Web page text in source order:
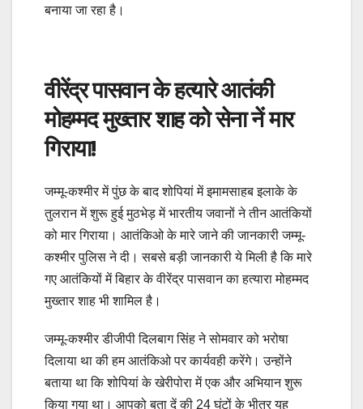
बनाया जा रहा है।
वीरेंद्र पासवान के हत्यारे आतंकी
मोहम्मद मुख्तार शाह को सेना नें मार
गिराया!
जम्मू-कश्मीर में पुंछ के बाद शोपियां में इमामसाहब इलाके के
तुलरान में शुरू हुई मुठभेड़ में भारतीय जवानों ने तीन आतंकियों
को मार गिराया। आतंकिओ के मारे जाने की जानकारी जम्मू-
कश्मीर पुलिस ने दी। सबसे बड़ी जानकारी ये मिली है कि मारे
गए आतंकियों में बिहार के वीरेंद्र पासवान का हत्यारा मोहम्मद
मुख्तार शाह भी शामिल है।
जम्मू-कश्मीर डीजीपी दिलबाग सिंह ने सोमवार को भरोषा
दिलाया था की हम आतंकिओ पर कार्यवही करेंगे। उन्होंने
बताया था कि शोपियां के खेरीपोरा में एक और अभियान शुरू
किया गया था। आपको बता दें की 24 घंटों के भीतर यह